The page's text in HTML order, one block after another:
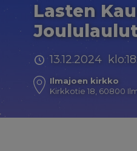
Lasten
13.12.2024
Ilmajoen kirkko
Kirkkotie 18, 60800